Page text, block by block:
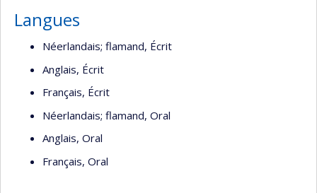
Langues
Néerlandais; flamand, Écrit
Anglais, Écrit
Français, Écrit
Néerlandais; flamand, Oral
Anglais, Oral
Français, Oral